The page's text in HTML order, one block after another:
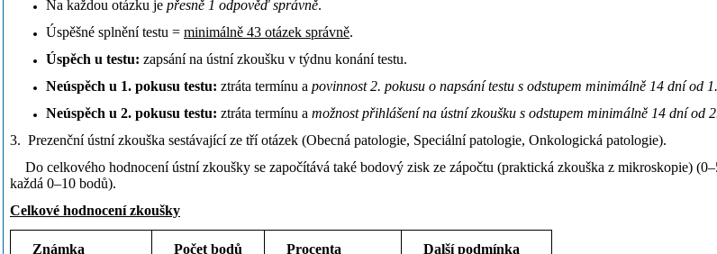
Na každou otázku je přesně 1 odpověď správně.
Úspěšné splnění testu = minimálně 43 otázek správně.
Úspěch u testu: zapsání na ústní zkoušku v týdnu konání testu.
Neúspěch u 1. pokusu testu: ztráta termínu a povinnost 2. pokusu o napsání testu s odstupem minimálně 14 dní od
Neúspěch u 2. pokusu testu: ztráta termínu a možnost přihlášení na ústní zkoušku s odstupem minimálně 14 dní od
3. Prezenční ústní zkouška sestávající ze tří otázek (Obecná patologie, Speciální patologie, Onkologická patologie).
Do celkového hodnocení ústní zkoušky se započítává také bodový zisk ze zápočtu (praktická zkouška z mikroskopie)
každá 0–10 bodů).
Celkové hodnocení zkoušky
Známka Počet bodů Procenta Další podmínka